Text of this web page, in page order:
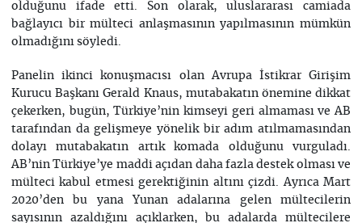
olduğunu ifade etti. Son olarak, uluslararası camiada
bağlayıcı bir mülteci anlaşmasının yapılmasının mümkün
olmadığını söyledi.
Panelin ikinci konuşmacısı olan Avrupa İstikrar Girişim
Kurucu Başkanı Gerald Knaus, mutabakatın önemine dikkat
çekerken, bugün, Türkiye’nin kimseyi geri almaması ve AB
tarafından da gelişmeye yönelik bir adım atılmamasından
dolayı mutabakatın artık komada olduğunu vurguladı.
AB’nin Türkiye’ye maddi açıdan daha fazla destek olması ve
mülteci kabul etmesi gerektiğinin altını çizdi. Ayrıca Mart
2020’den bu yana Yunan adalarına gelen mültecilerin
sayısının azaldığını açıklarken, bu adalarda mültecilere